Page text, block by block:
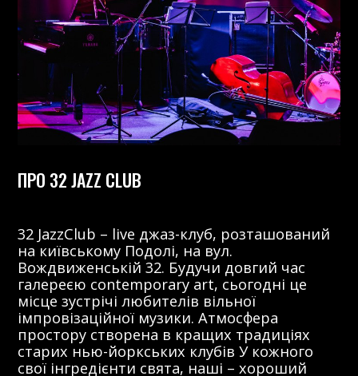
ПРО 32 JAZZ CLUB
32 JazzClub – live джаз-клуб, розташований
на київському Подолі, на вул.
Вождвиженській 32. Будучи довгий час
галереєю contemporary art, сьогодні це
місце зустрічі любителів вільної
імпровізаційної музики. Атмосфера
простору створена в кращих традиціях
старих нью-йоркських клубів У кожного
свої інгредієнти свята, наші – хороший